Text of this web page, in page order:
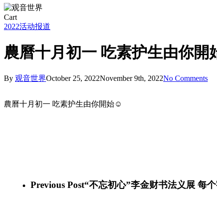
CartClose
Cart
2022活动报道
農曆十月初一 吃素护生由你開
By 观音世界October 25, 2022November 9th, 2022No Comments
農曆十月初一 吃素护生由你開始☺️
Previous Post“不忘初心”李金财书法义展 每